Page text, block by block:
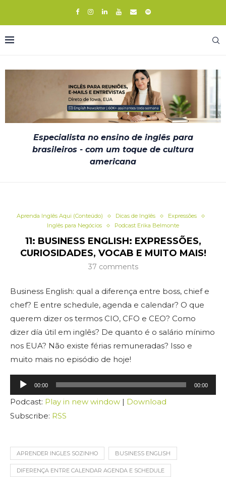
Especialista no ensino de inglês para
brasileiros - com um toque de cultura
americana
Aprenda Inglês Aqui (Conteúdo) Dicas de Inglês
Expressões
Inglês para Negócios
Podcast Erika Belmonte
11: BUSINESS ENGLISH: EXPRESSÕES,
CURIOSIDADES, VOCAB E MUITO MAIS!
37 comments
Business English: qual a diferença entre boss, chief e
chef? E entre schedule, agenda e calendar? O que
querem dizer os termos CIO, CFO e CEO? Como
dizer día útil em inglês? De quanto é o salário mínimo
nos EUA? Não existe férias remuneradas? Isso e
muito mais no episódio de hoje!
Tocador
de
00:00 00:00
Podcast: Play in new window | Download
Subscribe: RSS
APRENDER INGLES SOZINHO BUSINESS ENGLISH
DIFERENÇA ENTRE CALENDAR AGENDA E SCHEDULE